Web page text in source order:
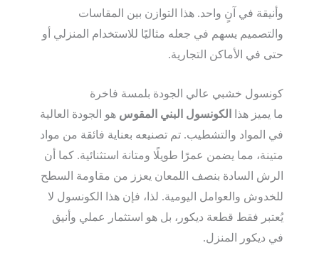
وأنيقة في آنٍ واحد. هذا التوازن بين المقاسات
والتصميم يسهم في جعله مثاليًا للاستخدام المنزلي أو
حتى في الأماكن التجارية.
كونسول خشبي عالي الجودة بلمسة فاخرة
ما يميز هذا
الكونسول البني المقوس هو الجودة العالية
في المواد والتشطيب. تم تصنيعه بعناية فائقة من مواد
متينة، مما يضمن عمرًا طويلًا ومتانة استثنائية. كما أن
الرش السادة بنصف اللمعان يعزز من مقاومة السطح
للخدوش والعوامل اليومية. لذا، فإن هذا الكونسول لا
يُعتبر فقط قطعة ديكور، بل هو استثمار عملي وأنيق
في ديكور المنزل.